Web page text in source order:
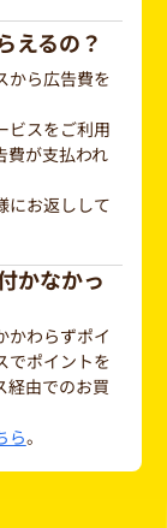
えるの？
から広告費を
ビスをご利用
費が支払われ
にお返しして
かなかっ
かわらずポイ
でポイントを
経由でのお買
ら。